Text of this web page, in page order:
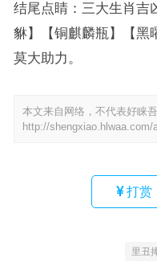
结尾点睛：三大生肖吉
貅】【铜麒麟瓶】【黑
莫大助力。
本文来自网络，不代表好睐
http://shengxiao.hlwaa.com/
打赏
里丑